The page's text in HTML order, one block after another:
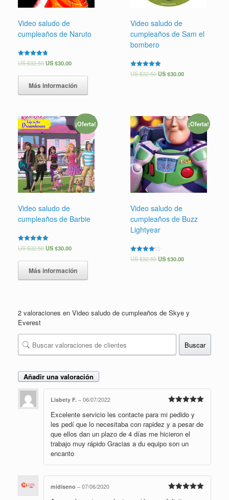
Video saludo de
cumpleaños de Naruto
Valorado en
4.75
US $32.50US $30.00
Más información
Video saludo de
cumpleaños de Sam el
bombero
Valorado en
5.00
US $32.50US $30.00
¡Oferta!
Video saludo de
cumpleaños de Barbie
Valorado en
5.00
US $32.50US $30.00
Más información
¡Oferta!
Video saludo de
cumpleaños de Buzz
Lightyear
Valorado
en
US $32.50US $30.00
2 valoraciones en Video saludo de cumpleaños de Skye y
Everest
Buscar
Añadir una valoración
5de 5
Lisbety F. – 06/07/2022
Excelente servicio les contacte para mi pedido y
les pedí que lo necesitaba con rapidez y a pesar de
que ellos dan un plazo de 4 días me hicieron el
trabajo muy rápido Gracias a du equipo son un
encanto
midiseno – 07/06/2020